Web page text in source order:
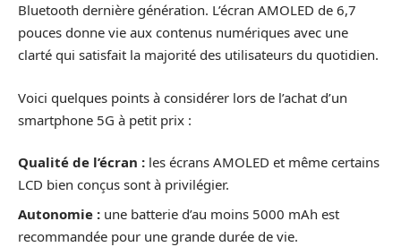
Bluetooth dernière génération. L’écran AMOLED de 6,7
pouces donne vie aux contenus numériques avec une
clarté qui satisfait la majorité des utilisateurs du quotidien.
Voici quelques points à considérer lors de l’achat d’un
smartphone 5G à petit prix :
Qualité de l’écran : les écrans AMOLED et même certains
LCD bien conçus sont à privilégier.
Autonomie : une batterie d’au moins 5000 mAh est
recommandée pour une grande durée de vie.